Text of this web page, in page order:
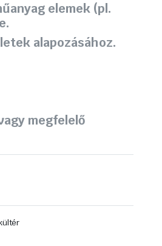
elemek (pl.
alapozásához.
megfelelő